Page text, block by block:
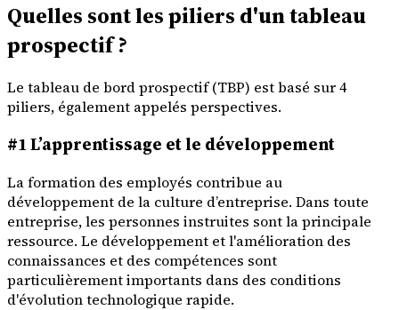
Quelles sont les piliers d'un tableau
prospectif ?
Le tableau de bord prospectif (TBP) est basé sur 4
piliers, également appelés perspectives.
#1 L’apprentissage et le développement
La formation des employés contribue au
développement de la culture d’entreprise. Dans toute
entreprise, les personnes instruites sont la principale
ressource. Le développement et l'amélioration des
connaissances et des compétences sont
particulièrement importants dans des conditions
d'évolution technologique rapide.